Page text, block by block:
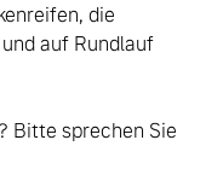
die
auf Rundlauf
Bitte sprechen Sie